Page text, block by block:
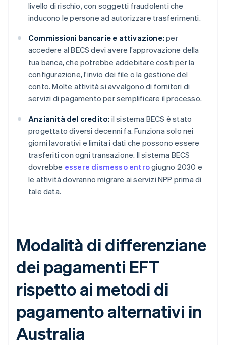
livello di rischio, con soggetti fraudolenti che
inducono le persone ad autorizzare trasferimenti.
Commissioni bancarie e attivazione: per
accedere al BECS devi avere l'approvazione della
tua banca, che potrebbe addebitare costi per la
configurazione, l'invio dei file o la gestione del
conto. Molte attività si avvalgono di fornitori di
servizi di pagamento per semplificare il processo.
Anzianità del credito: il sistema BECS è stato
progettato diversi decenni fa. Funziona solo nei
giorni lavorativi e limita i dati che possono essere
trasferiti con ogni transazione. Il sistema BECS
dovrebbe essere dismesso entrogiugno 2030 e
le attività dovranno migrare ai servizi NPP prima di
tale data.
Modalità di differenziane
dei pagamenti EFT
rispetto ai metodi di
pagamento alternativi in
Australia